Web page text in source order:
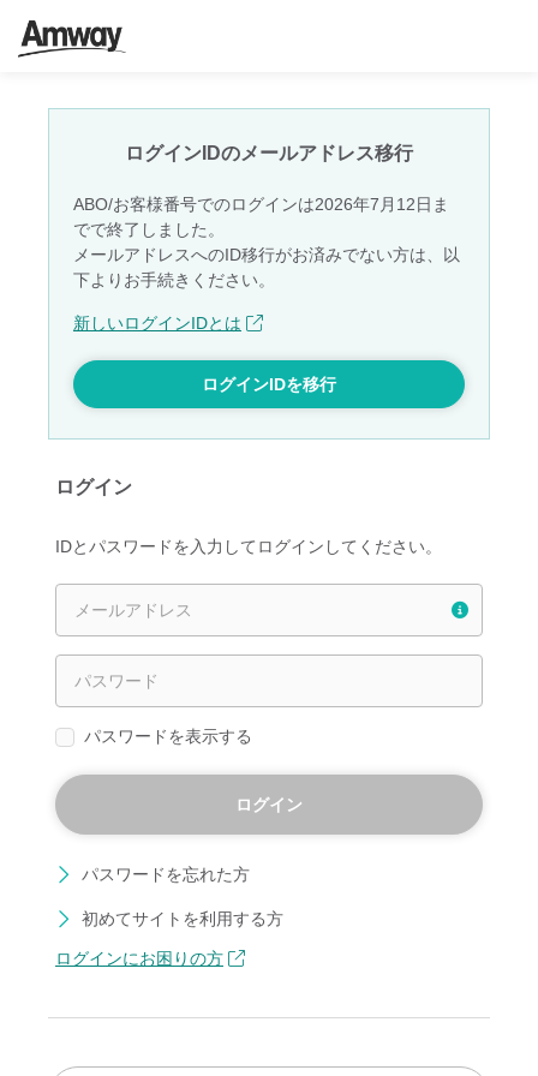
ログインIDのメールアドレス移行
ABO/お客様番号でのログインは2026年7月12日ま
でで終了しました。
メールアドレスへのID移行がお済みでない方は、以
下よりお手続きください。​
新しいログインIDとは​
ログインIDを移行
ログイン
IDとパスワードを入力してログインしてください。
パスワードを表示する
ログイン
パスワードを忘れた方
初めてサイトを利用する方
ログインにお困りの方